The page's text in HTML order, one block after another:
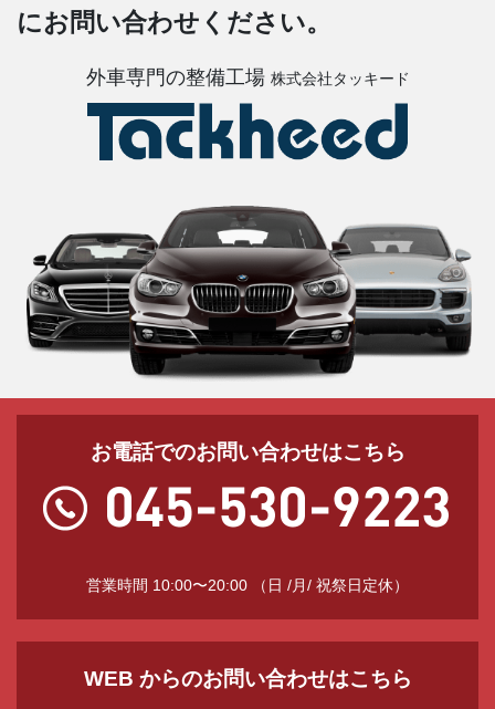
にお問い合わせください。
外車専門の整備工場 株式会社タッキード
お電話でのお問い合わせはこちら
営業時間 10:00〜20:00 （日 /月/ 祝祭日定休）
WEB からのお問い合わせはこちら